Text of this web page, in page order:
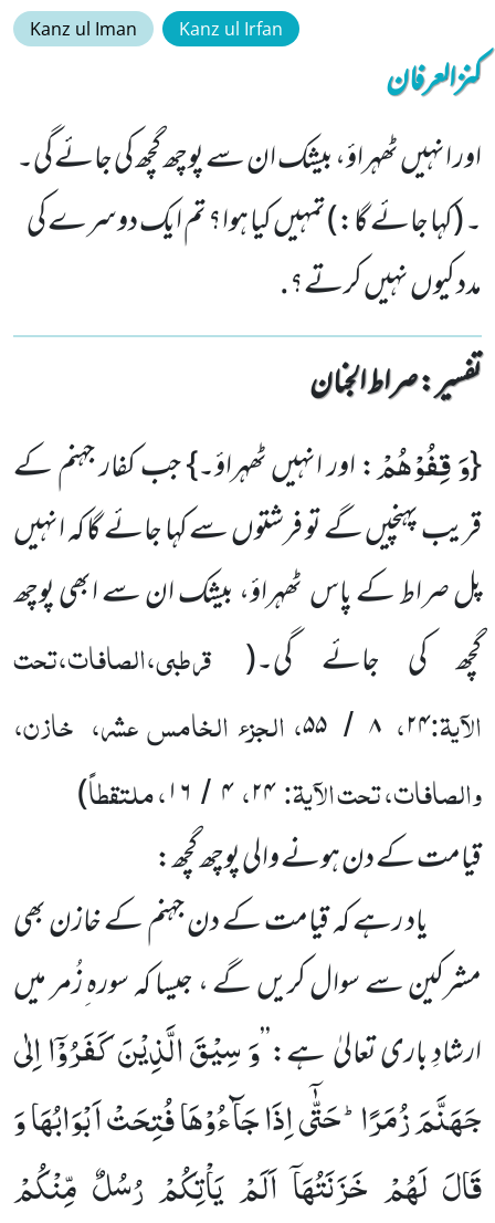
Kanz ul Iman Kanz ul Irfan
کنزالعرفان
اور انہیں ٹھہراؤ، بیشک ان سے پوچھ گچھ کی جائے گی۔
۔ (کہا جائے گا:) تمہیں کیا ہوا؟ تم ایک دوسرے کی
مدد کیوں نہیں کرتے؟.
تفسیر : ‎صراط الجنان
{وَ قِفُوْهُمْ: اور انہیں ٹھہراؤ۔} جب کفار جہنم کے
قریب پہنچیں گے تو فرشتوں سے کہا جائے گا کہ انہیں
پل صراط کے پاس ٹھہراؤ، بیشک ان سے ابھی پوچھ
گچھ کی جائے گی۔( قرطبی،الصافات،تحت
الآیۃ:۲۴، ۸/ ۵۵، الجزء الخامس عشر، خازن،
والصافات، تحت الآیۃ:۲۴،۴ / ۱۶، ملتقطاً)
قیامت کے دن ہونے والی پوچھ گچھ:
یاد رہے کہ قیامت کے دن جہنم کے خازن بھی
مشرکین سے سوال کریں گے ، جیسا کہ سورہ ِزُمر میں
ارشادِ باری تعالیٰ ہے:’’وَ سِیْقَ الَّذِیْنَ كَفَرُوْۤا اِلٰى
جَهَنَّمَ زُمَرًاؕ-حَتّٰۤى اِذَا جَآءُوْهَا فُتِحَتْ اَبْوَابُهَا وَ
قَالَ لَهُمْ خَزَنَتُهَاۤ اَلَمْ یَاْتِكُمْ رُسُلٌ مِّنْكُمْ